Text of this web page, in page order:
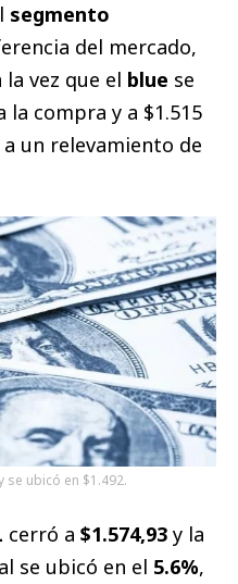
segmento
del mercado,
la vez que el blue se
la compra y a $1.515
un relevamiento de
ubicó en $1.492.
cerró a $1.574,93 y la
se ubicó en el 5.6%,